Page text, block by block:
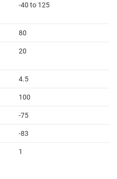
-40 to 125
80
20
4.5
100
-75
-83
1